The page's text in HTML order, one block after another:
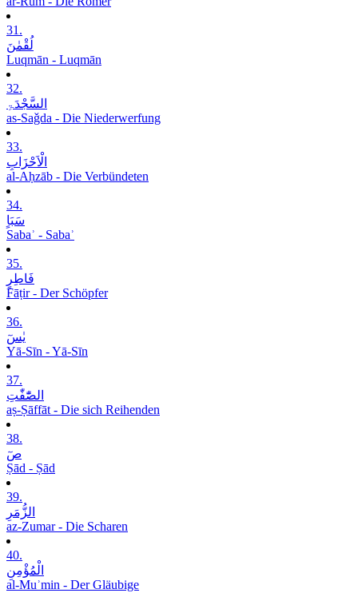
31.
لُقْمٰنَ
Luqmān - Luqmān
32.
السَّجْدَۃِ
as-Saǧda - Die Niederwerfung
33.
الْاَحْزَابِ
al-Aḥzāb - Die Verbündeten
34.
سَبَاٍ
Sabaʾ - Sabaʾ
35.
فَاطِرٍ
Fāṭir - Der Schöpfer
36.
یٰسٓ
Yā-Sīn - Yā-Sīn
37.
الصّٰٓفّٰتِ
aṣ-Ṣāffāt - Die sich Reihenden
38.
صٓ
Ṣād - Ṣād
39.
الزُّمَرِ
az-Zumar - Die Scharen
40.
الْمُؤْمِنِ
al-Muʾmin - Der Gläubige